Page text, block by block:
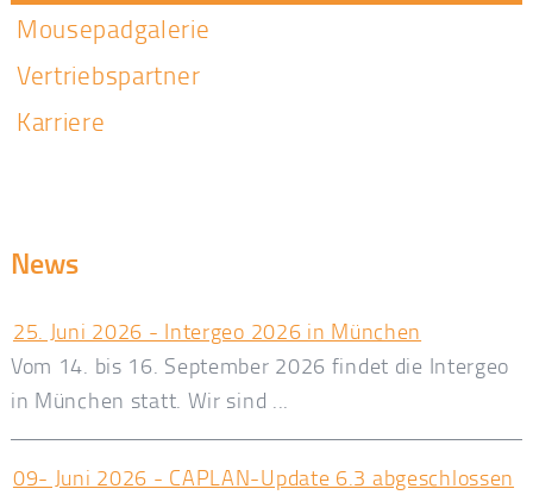
Mousepadgalerie
Vertriebspartner
Karriere
News
25. Juni 2026 - Intergeo 2026 in München
Vom 14. bis 16. September 2026 findet die Intergeo
in München statt. Wir sind ...
09- Juni 2026 - CAPLAN-Update 6.3 abgeschlossen